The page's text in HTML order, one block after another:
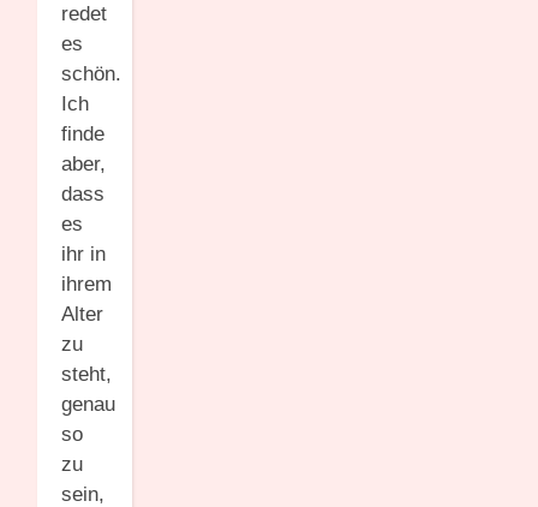
redet
es
schön.
Ich
finde
aber,
dass
es
ihr in
ihrem
Alter
zu
steht,
genau
so
zu
sein,